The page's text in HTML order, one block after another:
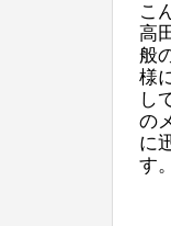
こ
高
般
様
し
の
に
す。